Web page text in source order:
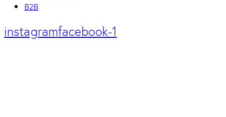
B2B
instagramfacebook-1